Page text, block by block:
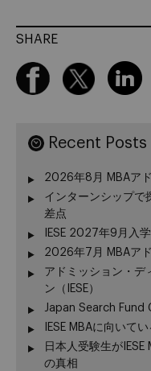
SHARE
Recent Posts
2026年8月 MBAア
インターンシップで
差点
IESE 2027年9月入
2026年7月 MBAア
アドミッション・デ
ン（IESE）
Japan Search
IESE MBAに向いて
日本人受験生が
の真相